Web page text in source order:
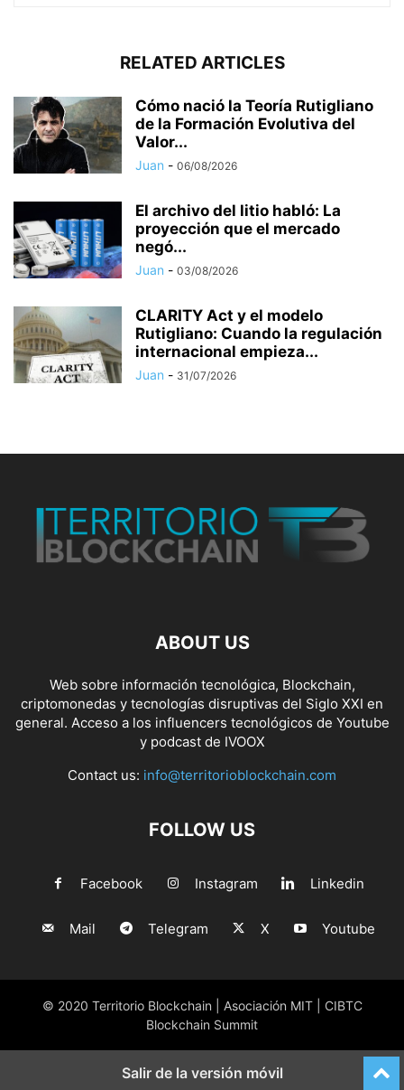
RELATED ARTICLES
Cómo nació la Teoría Rutigliano
de la Formación Evolutiva del
Valor...
Juan - 06/08/2026
El archivo del litio habló: La
proyección que el mercado
negó...
Juan - 03/08/2026
CLARITY Act y el modelo
Rutigliano: Cuando la regulación
internacional empieza...
Juan - 31/07/2026
ABOUT US
Web sobre información tecnológica, Blockchain,
criptomonedas y tecnologías disruptivas del Siglo XXI en
general. Acceso a los influencers tecnológicos de Youtube
y podcast de IVOOX
Contact us: info@territorioblockchain.com
FOLLOW US
Facebook Instagram Linkedin
Mail Telegram X Youtube
© 2020 Territorio Blockchain | Asociación MIT | CIBTC
Blockchain Summit
Salir de la versión móvil